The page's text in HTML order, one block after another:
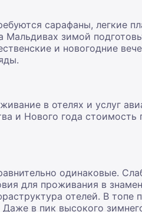
сарафаны, легкие
зимой
и новогодние
в отелях и услуг
и Нового года стоимость
одинаковые.
для проживания в
отелей. В топе
в пик высокого